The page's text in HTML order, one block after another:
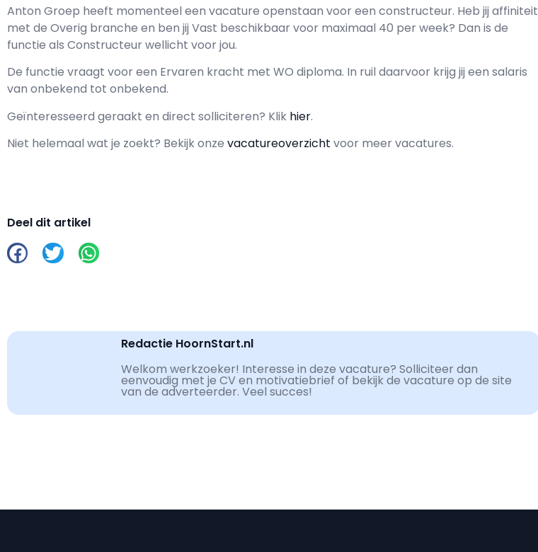
Anton Groep heeft momenteel een vacature openstaan voor een constructeur. Heb jij affiniteit
met de Overig branche en ben jij Vast beschikbaar voor maximaal 40 per week? Dan is de
functie als Constructeur wellicht voor jou.
De functie vraagt voor een Ervaren kracht met WO diploma. In ruil daarvoor krijg jij een salaris
van onbekend tot onbekend.
Geïnteresseerd geraakt en direct solliciteren? Klik hier.
Niet helemaal wat je zoekt? Bekijk onze vacatureoverzicht voor meer vacatures.
Deel dit artikel
Redactie HoornStart.nl
Welkom werkzoeker! Interesse in deze vacature? Solliciteer dan
eenvoudig met je CV en motivatiebrief of bekijk de vacature op de site
van de adverteerder. Veel succes!